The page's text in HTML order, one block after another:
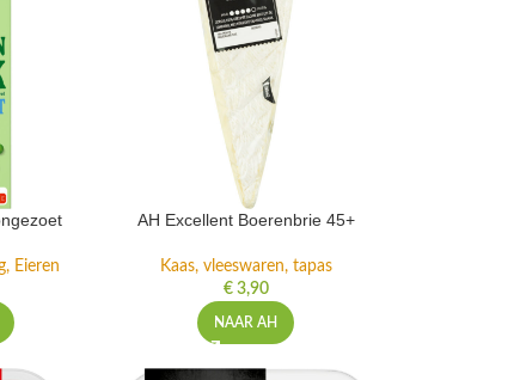
Eieren
AH Excellent Boerenbrie 45+
Kaas, vleeswaren, tapas
€3,90
NAAR AH